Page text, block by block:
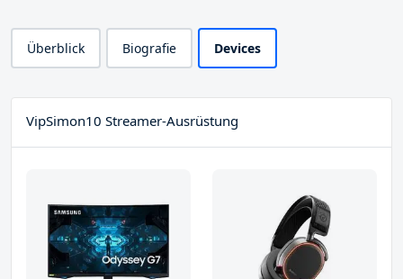
Überblick Biografie Devices
VipSimon10 Streamer-Ausrüstung